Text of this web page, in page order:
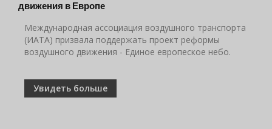
движения в Европе
Международная ассоциация воздушного транспорта
(ИАТА) призвала поддержать проект реформы
воздушного движения - Единое европеское небо.
Увидеть больше